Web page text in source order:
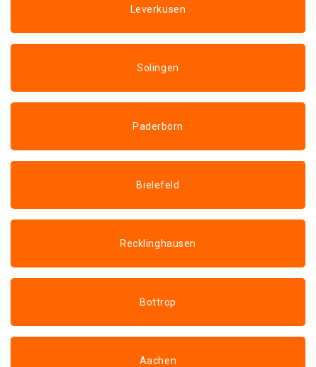
Leverkusen
Solingen
Paderborn
Bielefeld
Recklinghausen
Bottrop
Aachen